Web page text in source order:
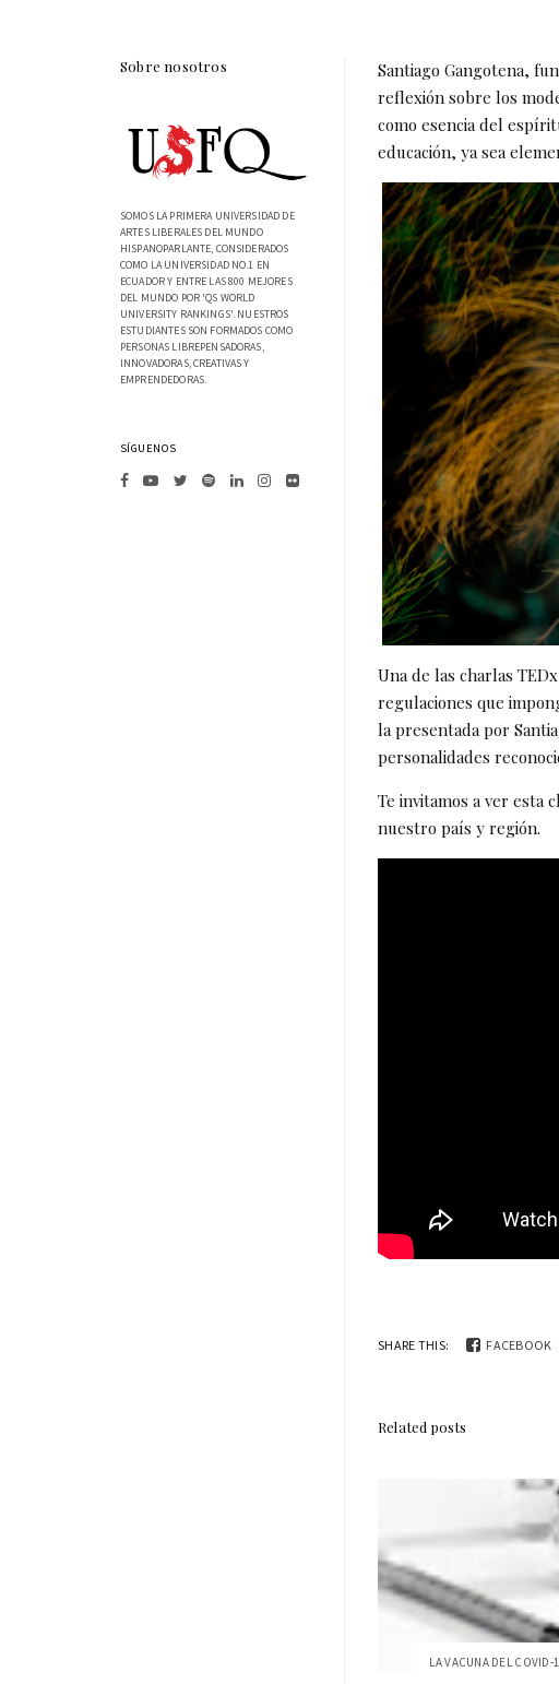
Santiago Gangotena,
reflexión sobre los
como esencia del
educación, ya sea
Una de las charlas
regulaciones que
la presentada por
personalidades
Te invitamos a ver esta
nuestro país y región.
SHARE THIS: FACEBOOK
Related posts
LA VACUNA DEL COVID-
Sobre nosotros
SOMOS LA PRIMERA UNIVERSIDAD DE
ARTES LIBERALES DEL MUNDO
HISPANOPARLANTE, CONSIDERADOS
COMO LA UNIVERSIDAD NO.1 EN
ECUADOR Y ENTRE LAS 800 MEJORES
DEL MUNDO POR 'QS WORLD
UNIVERSITY RANKINGS'. NUESTROS
ESTUDIANTES SON FORMADOS COMO
PERSONAS LIBREPENSADORAS,
INNOVADORAS, CREATIVAS Y
EMPRENDEDORAS.
SÍGUENOS